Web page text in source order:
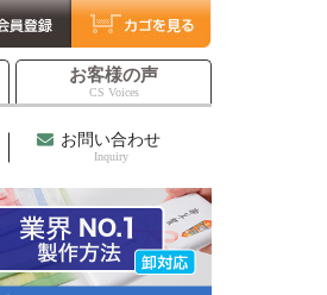
お客様の声
CS Voices
お問い合わせ
Inquiry